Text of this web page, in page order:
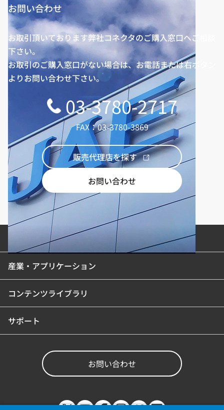
お問い合わせ
お取引頂いております弊社コネクタのご購入窓口へご相談
下さい。
お取引のご購入窓口がない場合は、お電話または右ボタン
よりお問い合わせ下さい。
03-3780-2717
FAX：03-3780-3869
販売代理店を探す
お問い合わせ
製品カテゴリ
産業・アプリケーション
コンテンツライブラリ
サポート
お問い合わせ